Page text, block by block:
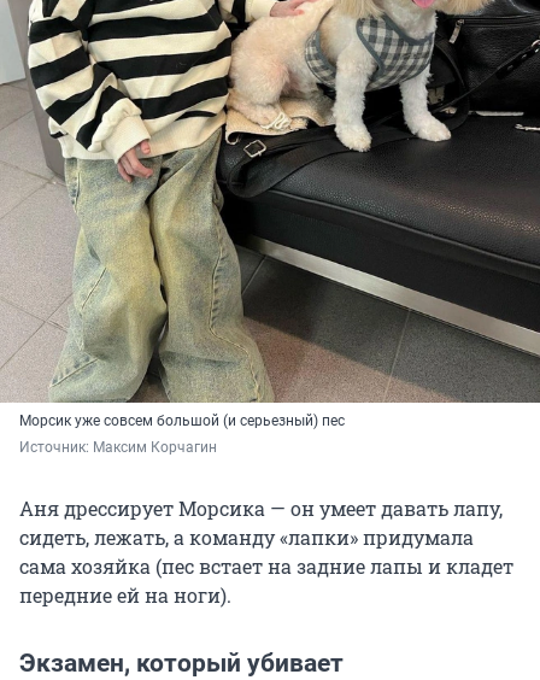
Морсик уже совсем большой (и серьезный) пес
Источник: Максим Корчагин
Аня дрессирует Морсика — он умеет давать лапу,
сидеть, лежать, а команду «лапки» придумала
сама хозяйка (пес встает на задние лапы и кладет
передние ей на ноги).
Экзамен, который убивает